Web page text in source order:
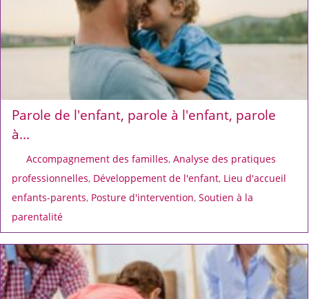
Parole de l'enfant, parole à l'enfant, parole
à...
Accompagnement des familles, Analyse des pratiques
professionnelles, Développement de l'enfant, Lieu d'accueil
enfants-parents, Posture d'intervention, Soutien à la
parentalité